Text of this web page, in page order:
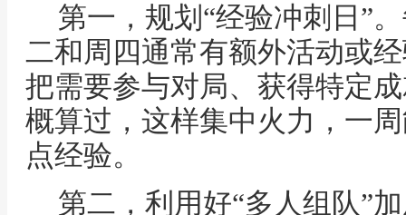
第一，规划“经验冲刺日”
二和周四通常有额外活动或
把需要参与对局、获得特定
概算过，这样集中火力，一
点经验。
第二，利用好“多人组队”